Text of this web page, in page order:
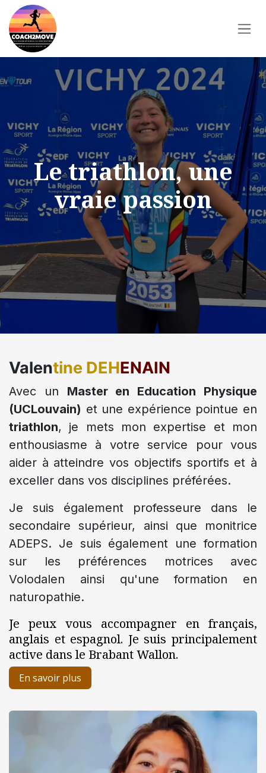
Se rendre au contenu
Le triathlon, une
vraie passion
Valentine DEHENAIN
Avec un Master en Education Physique
(UCLouvain) et une expérience pointue en
triathlon, je mets mon expertise et mon
enthousiasme à votre service pour vous
aider à atteindre vos objectifs sportifs et à
exceller dans vos disciplines préférées.
Je suis également professeure dans le
secondaire supérieur, ainsi que monitrice
ADEPS. Je suis également une formation
sur les préférences motrices avec
Volodalen ainsi qu'une formation en
naturopathie.
Je peux vous accompagner en français,
anglais et espagnol. Je suis principalement
active dans le Brabant Wallon.
En savoir plus